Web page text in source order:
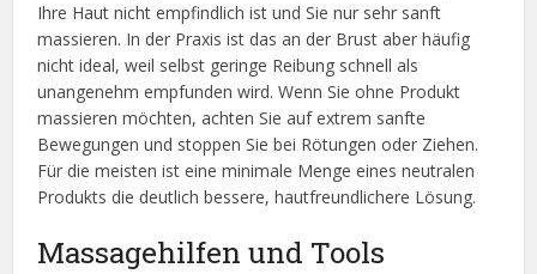
Ihre Haut nicht empfindlich ist und Sie nur sehr sanft
massieren. In der Praxis ist das an der Brust aber häufig
nicht ideal, weil selbst geringe Reibung schnell als
unangenehm empfunden wird. Wenn Sie ohne Produkt
massieren möchten, achten Sie auf extrem sanfte
Bewegungen und stoppen Sie bei Rötungen oder Ziehen.
Für die meisten ist eine minimale Menge eines neutralen
Produkts die deutlich bessere, hautfreundlichere Lösung.
Massagehilfen und Tools